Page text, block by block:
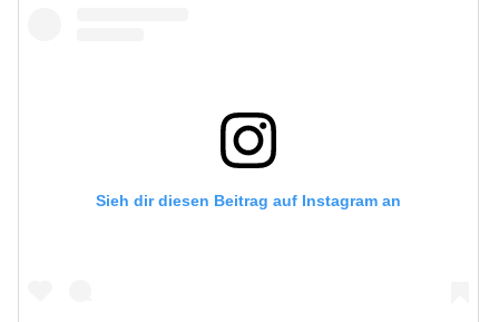
Sieh dir diesen Beitrag auf Instagram an